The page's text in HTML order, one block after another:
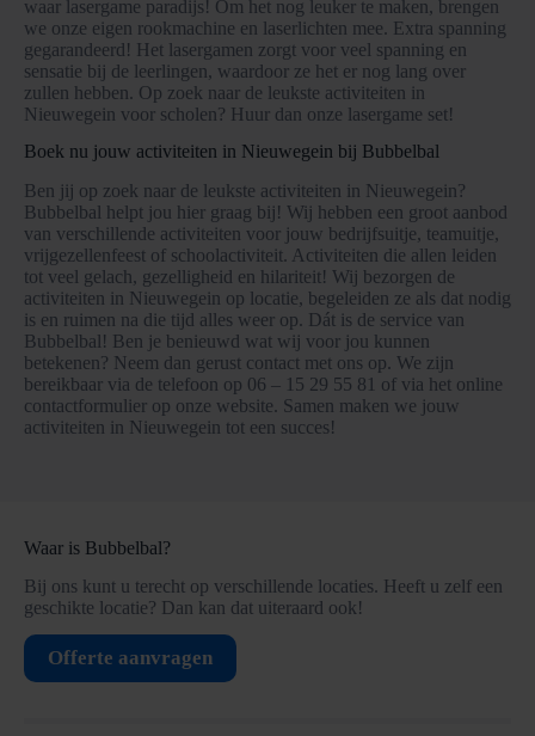
waar lasergame paradijs! Om het nog leuker te maken, brengen
we onze eigen rookmachine en laserlichten mee. Extra spanning
gegarandeerd! Het lasergamen zorgt voor veel spanning en
sensatie bij de leerlingen, waardoor ze het er nog lang over
zullen hebben. Op zoek naar de leukste activiteiten in
Nieuwegein voor scholen? Huur dan onze lasergame set!
Boek nu jouw activiteiten in Nieuwegein bij Bubbelbal
Ben jij op zoek naar de leukste activiteiten in Nieuwegein?
Bubbelbal helpt jou hier graag bij! Wij hebben een groot aanbod
van verschillende activiteiten voor jouw bedrijfsuitje, teamuitje,
vrijgezellenfeest of schoolactiviteit. Activiteiten die allen leiden
tot veel gelach, gezelligheid en hilariteit! Wij bezorgen de
activiteiten in Nieuwegein op locatie, begeleiden ze als dat nodig
is en ruimen na die tijd alles weer op. Dát is de service van
Bubbelbal! Ben je benieuwd wat wij voor jou kunnen
betekenen? Neem dan gerust contact met ons op. We zijn
bereikbaar via de telefoon op 06 – 15 29 55 81 of via het online
contactformulier op onze website. Samen maken we jouw
activiteiten in Nieuwegein tot een succes!
Waar is Bubbelbal?
Bij ons kunt u terecht op verschillende locaties. Heeft u zelf een
geschikte locatie? Dan kan dat uiteraard ook!
Offerte aanvragen